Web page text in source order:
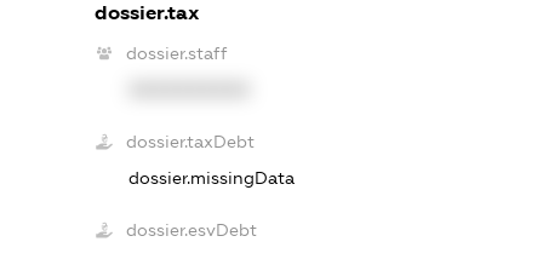
dossier.tax
dossier.staff
dossier.taxDebt
dossier.missingData
dossier.esvDebt